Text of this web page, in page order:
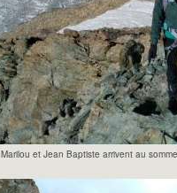
Marilou et Jean Baptiste arrivent au